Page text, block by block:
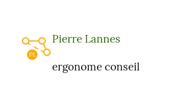
contenu
Pierre Lannes
ergonome conseil